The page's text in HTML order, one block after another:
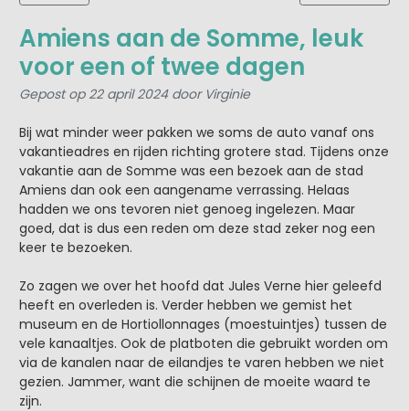
Amiens aan de Somme, leuk
voor een of twee dagen
Gepost op 22 april 2024 door Virginie
Bij wat minder weer pakken we soms de auto vanaf ons
vakantieadres en rijden richting grotere stad. Tijdens onze
vakantie aan de Somme was een bezoek aan de stad
Amiens dan ook een aangename verrassing. Helaas
hadden we ons tevoren niet genoeg ingelezen. Maar
goed, dat is dus een reden om deze stad zeker nog een
keer te bezoeken.
Zo zagen we over het hoofd dat Jules Verne hier geleefd
heeft en overleden is. Verder hebben we gemist het
museum en de Hortiollonnages (moestuintjes) tussen de
vele kanaaltjes. Ook de platboten die gebruikt worden om
via de kanalen naar de eilandjes te varen hebben we niet
gezien. Jammer, want die schijnen de moeite waard te
zijn.